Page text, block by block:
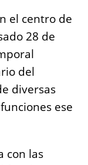
el centro de
28 de
del
diversas
ese
con las